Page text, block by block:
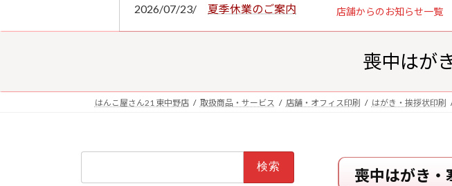
2026/07/23/ 夏季休業のご案内 店舗からのお知らせ一覧
喪中はが
はんこ屋さん21 東中野店 取扱商品・サービス 店舗・オフィス印刷 はがき・挨拶状印刷
喪中はがき・